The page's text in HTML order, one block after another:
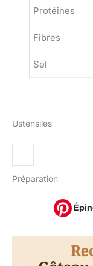
Protéines
Fibres
Sel
Ustensiles
Préparation